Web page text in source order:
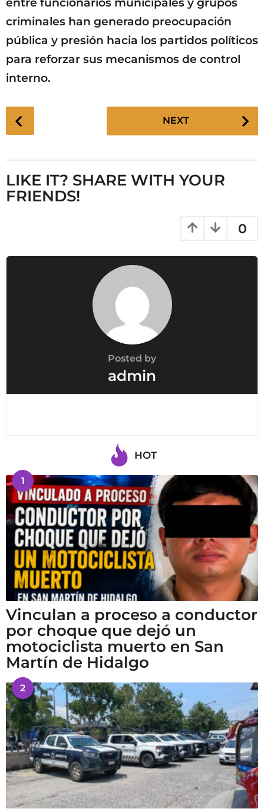
criminales han generado preocupación
pública y presión hacia los partidos políticos
para reforzar sus mecanismos de control
interno.
P
o
P
a
a
NEXT
LIKE IT? SHARE WITH YOUR
FRIENDS!
0
Posted by
admin
HOT
1
Vinculan a proceso a conductor
por choque que dejó un
motociclista muerto en San
Martín de Hidalgo
2